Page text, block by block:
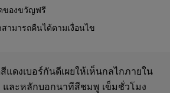
ของขวัญฟรี
ามารถคืนได้ตามเงื่อนไข
ดงเบอร์กันดีเผยให้เห็นกลไกภายใน
และหลักบอกนาทีสีชมพู เข็มชั่วโมง